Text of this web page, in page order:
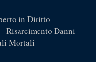
in Diritto
Risarcimento Danni
Mortali